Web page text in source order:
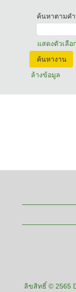
ค้นหาตามค
แสดงตัวเลือ
ล้างข้อมูล
ลิขสิทธิ์ © 2565